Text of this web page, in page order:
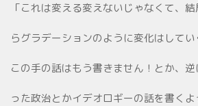
「これは変える変えないじゃなくて、
らグラデーションのように変化はして
この手の話はもう書きません！とか、
った政治とかイデオロギーの話を書く